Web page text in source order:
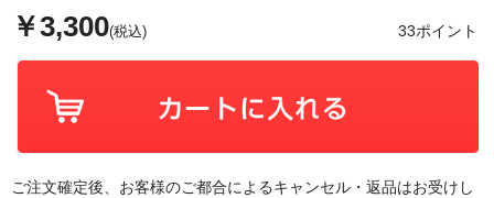
￥3,300(税込) 33ポイント
ご注文確定後、お客様のご都合によるキャンセル・返品はお受けし